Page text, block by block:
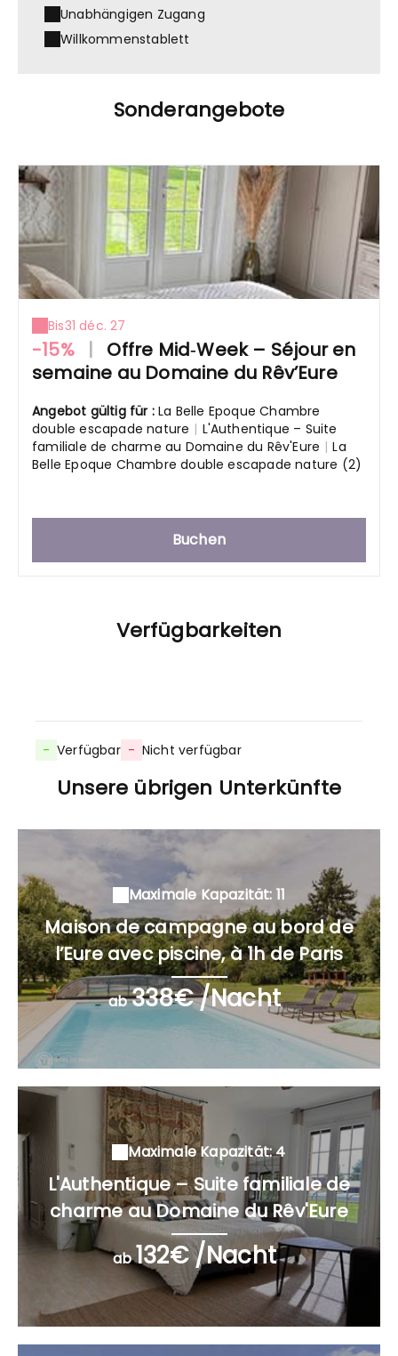
Unabhängigen Zugang
Willkommenstablett
Sonderangebote
Bis31 déc. 27
-15%
Offre Mid‑Week – Séjour en
semaine au Domaine du Rêv’Eure
Angebot gültig für :La Belle Epoque Chambre
double escapade nature | L'Authentique – Suite
familiale de charme au Domaine du Rêv'Eure | La
Belle Epoque Chambre double escapade nature (2)
Buchen
Verfügbarkeiten
- Verfügbar - Nicht verfügbar
Unsere übrigen Unterkünfte
Maximale Kapazität: 11
Maison de campagne au bord de
l’Eure avec piscine, à 1h de Paris
ab338€ /Nacht
Maximale Kapazität: 4
L'Authentique – Suite familiale de
charme au Domaine du Rêv'Eure
ab132€ /Nacht